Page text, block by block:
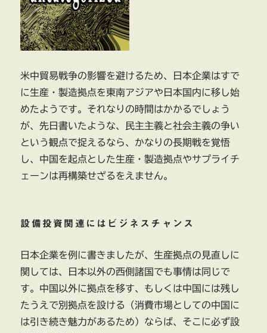
米中貿易戦争の影響を避けるため、日本企業はすで
に生産・製造拠点を東南アジアや日本国内に移し始
めたようです。それなりの時間はかかるでしょう
が、先日書いたような、民主主義と社会主義の争い
という観点で捉えるなら、かなりの長期戦を覚悟
し、中国を起点とした生産・製造拠点やサプライチ
ェーンは再構築せざるをえません。
設備投資関連にはビジネスチャンス
日本企業を例に書きましたが、生産拠点の見直しに
関しては、日本以外の西側諸国でも事情は同じで
す。中国以外に拠点を移す、もしくは中国には残し
たうえで別拠点を設ける（消費市場としての中国に
は引き続き魅力があるため）ならば、そこに必ず設